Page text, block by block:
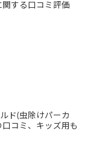
する口コミ評価
ド(虫除けパーカ
コミ、キッズ用も